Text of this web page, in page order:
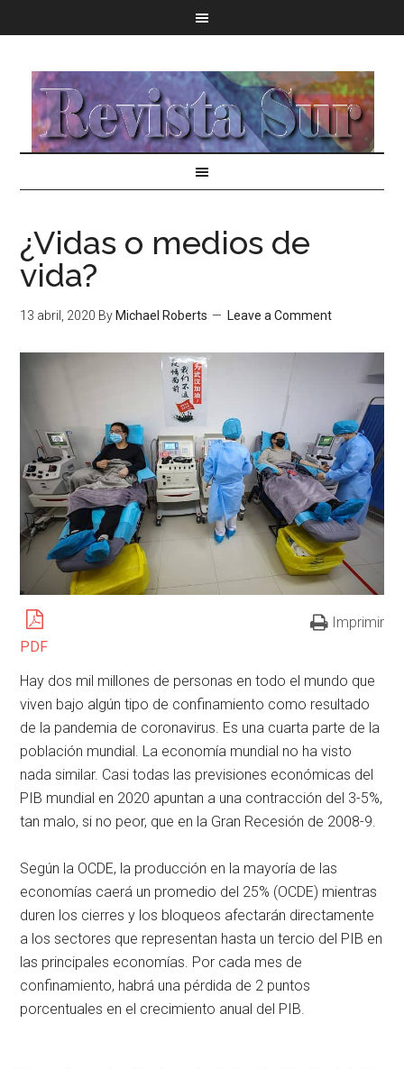
¿Vidas o medios de
vida?
13 abril, 2020 By Michael Roberts Leave a Comment
PDF
Imprimir
Hay dos mil millones de personas en todo el mundo que
viven bajo algún tipo de confinamiento como resultado
de la pandemia de coronavirus. Es una cuarta parte de la
población mundial. La economía mundial no ha visto
nada similar. Casi todas las previsiones económicas del
PIB mundial en 2020 apuntan a una contracción del 3-5%,
tan malo, si no peor, que en la Gran Recesión de 2008-9.
Según la OCDE, la producción en la mayoría de las
economías caerá un promedio del 25% (OCDE) mientras
duren los cierres y los bloqueos afectarán directamente
a los sectores que representan hasta un tercio del PIB en
las principales economías. Por cada mes de
confinamiento, habrá una pérdida de 2 puntos
porcentuales en el crecimiento anual del PIB.